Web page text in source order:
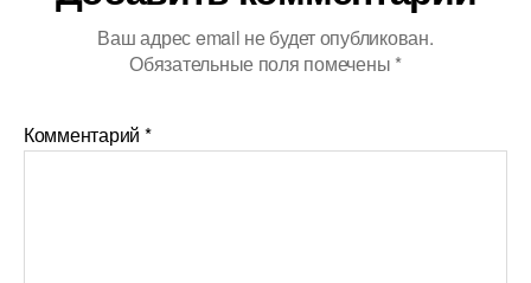
Ваш адрес email не будет опубликован.
Обязательные поля помечены *
Комментарий *